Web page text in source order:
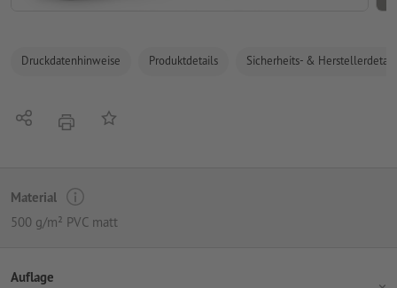
Druckdatenhinweise Produktdetails Sicherheits- &
Teilen DruckenAuf die Merkliste
Material
500 g/m² PVC matt
Auflage